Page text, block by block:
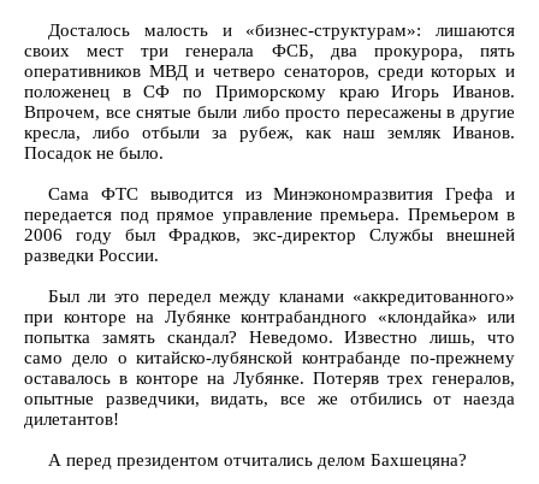
Досталось малость и «бизнес-структурам»: лишаются
своих мест три генерала ФСБ, два прокурора, пять
оперативников МВД и четверо сенаторов, среди которых и
положенец в СФ по Приморскому краю Игорь Иванов.
Впрочем, все снятые были либо просто пересажены в другие
кресла, либо отбыли за рубеж, как наш земляк Иванов.
Посадок не было.
Сама ФТС выводится из Минэкономразвития Грефа и
передается под прямое управление премьера. Премьером в
2006 году был Фрадков, экс-директор Службы внешней
разведки России.
Был ли это передел между кланами «аккредитованного»
при конторе на Лубянке контрабандного «клондайка» или
попытка замять скандал? Неведомо. Известно лишь, что
само дело о китайско-лубянской контрабанде по-прежнему
оставалось в конторе на Лубянке. Потеряв трех генералов,
опытные разведчики, видать, все же отбились от наезда
дилетантов!
А перед президентом отчитались делом Бахшецяна?